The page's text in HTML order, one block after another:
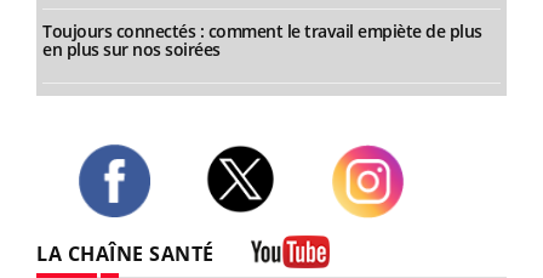
Toujours connectés : comment le travail empiète de plus
en plus sur nos soirées
LA CHAÎNE SANTÉ